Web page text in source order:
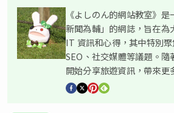
《よしのん的網站教室》是
新聞為輔」的網誌，旨在為
IT 資訊和心得，其中特別聚
SEO、社交媒體等議題。隨
開始分享旅遊資訊，帶來更